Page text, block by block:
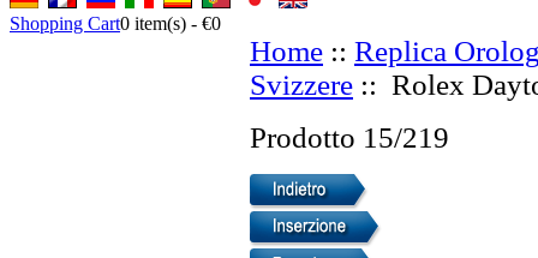
Shopping Cart0 item(s) - €0
Home :: Replica
Svizzere :: Rolex
Prodotto 15/219